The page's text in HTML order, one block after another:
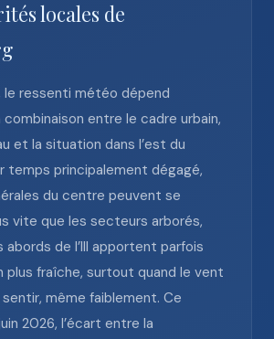
locales de
le ressenti météo dépend
entre le cadre urbain,
et la situation dans l’est du
temps principalement dégagé,
du centre peuvent se
vite que les secteurs arborés,
abords de l’Ill apportent parfois
plus fraîche, surtout quand le vent
même faiblement. Ce
2026, l’écart entre la